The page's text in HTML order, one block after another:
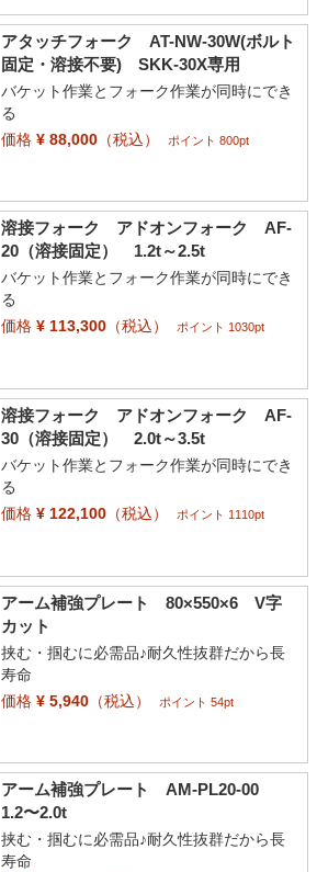
アタッチフォーク AT-NW-30W(ボルト
固定・溶接不要) SKK-30X専用
バケット作業とフォーク作業が同時にでき
る
価格¥ 88,000（税込） ポイント 800pt
溶接フォーク アドオンフォーク AF-
20（溶接固定） 1.2t～2.5t
バケット作業とフォーク作業が同時にでき
る
価格¥ 113,300（税込） ポイント 1030pt
溶接フォーク アドオンフォーク AF-
30（溶接固定） 2.0t～3.5t
バケット作業とフォーク作業が同時にでき
る
価格¥ 122,100（税込） ポイント 1110pt
アーム補強プレート 80×550×6 V字
カット
挟む・掴むに必需品♪耐久性抜群だから長
寿命
価格¥ 5,940（税込） ポイント 54pt
アーム補強プレート AM-PL20-00
1.2〜2.0t
挟む・掴むに必需品♪耐久性抜群だから長
寿命